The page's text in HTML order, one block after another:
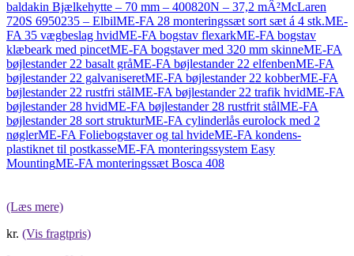
baldakin Bjælkehytte – 70 mm – 400820N – 37,2 mÂ²McLaren
720S 6950235 – ElbilME-FA 28 monteringssæt sort sæt á 4 stk.ME-
FA 35 vægbeslag hvidME-FA bogstav flexarkME-FA bogstav
klæbeark med pincetME-FA bogstaver med 320 mm skinneME-FA
bøjlestander 22 basalt gråME-FA bøjlestander 22 elfenbenME-FA
bøjlestander 22 galvaniseretME-FA bøjlestander 22 kobberME-FA
bøjlestander 22 rustfri stålME-FA bøjlestander 22 trafik hvidME-FA
bøjlestander 28 hvidME-FA bøjlestander 28 rustfrit stålME-FA
bøjlestander 28 sort strukturME-FA cylinderlås eurolock med 2
nøglerME-FA Foliebogstaver og tal hvideME-FA kondens-
plastiknet til postkasseME-FA monteringssystem Easy
MountingME-FA monteringssæt Bosca 408
(Læs mere)
kr. (Vis fragtpris)